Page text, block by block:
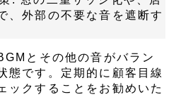
、外部の不要な音を遮断す
とその他の音がバラン
態です。定期的に顧客目線
ックすることをお勧めいた